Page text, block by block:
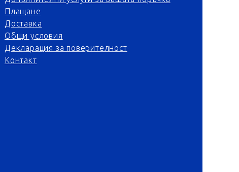
Плащане
Доставка
Общи условия
Декларация за поверителност
Контакт